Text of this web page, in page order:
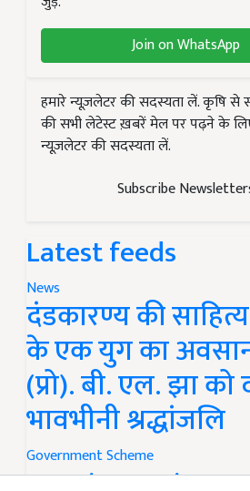
Join on WhatsApp
हमारे न्यूज़लेटर की सदस्यता लें. कृषि से
की सभी लेटेस्ट ख़बरें मेल पर पढ़ने के
न्यूज़लेटर की सदस्यता लें.
Subscribe
Latest feeds
News
दंडकारण्य की
के एक युग का
(प्रो). बी. एल. झा को
भावभीनी श्रद्धांजलि
Government Scheme